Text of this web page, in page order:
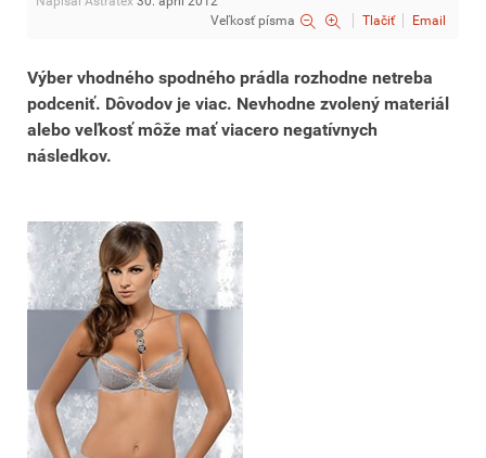
Veľkosť písma
Tlačiť Email
Výber vhodného spodného prádla rozhodne netreba
podceniť. Dôvodov je viac. Nevhodne zvolený materiál
alebo veľkosť môže mať viacero negatívnych
následkov.